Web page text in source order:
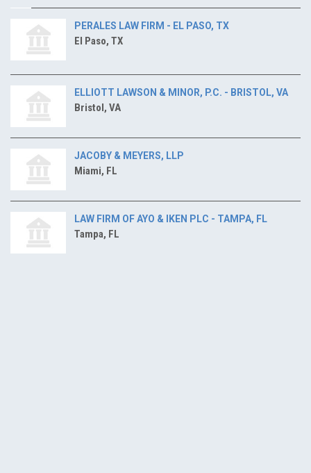
PERALES LAW FIRM - EL PASO, TX
El Paso, TX
ELLIOTT LAWSON & MINOR, P.C. - BRISTOL, VA
Bristol, VA
JACOBY & MEYERS, LLP
Miami, FL
LAW FIRM OF AYO & IKEN PLC - TAMPA, FL
Tampa, FL